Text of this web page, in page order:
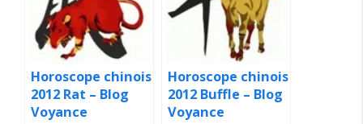
Horoscope chinois
2012 Rat – Blog
Voyance
Horoscope chinois
2012 Buffle – Blog
Voyance